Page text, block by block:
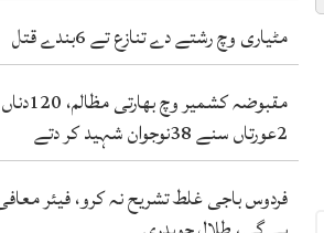
مٹیاری وچ رشتے دے تنازع تے 6بندے قتل
مقبوضہ کشمیر وچ
2عورتاں سنے 38نوجوان شہید کر دتے
فردوس باجی غلط تشریح نہ کرو، فیئر